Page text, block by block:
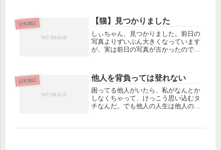
はぁ…」と思っていたわけですが、こ
の前日また同様の内容のブログを読
み...
日常雑記 【猫】見つかりました
しぃちゃん、見つかりました。前日の
写真よりずいぶん大きくなっています
が、実は前日の写真が古かったので、
の家が今、部屋の改装中なのですが、
しぃは一昨日の晩にその家の２階に入
り...
日常雑記 他人を背負っては登れない
困ってる他人がいたら、私がなんとか
しなくちゃって、けっこう思い込むタ
チなんだ。でも他人の人生は他人のも